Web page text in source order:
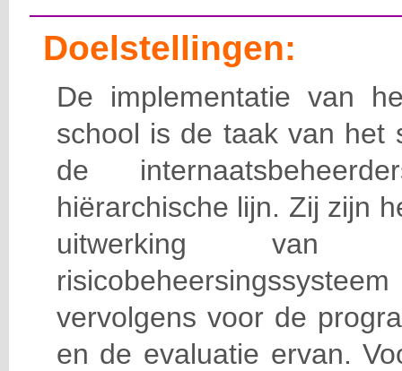
Doelstellingen:
De implementatie van
school is de taak van het
de
hiërarchische lijn. Zij zijn
uitwerking van
vervolgens voor de
en de evaluatie ervan.